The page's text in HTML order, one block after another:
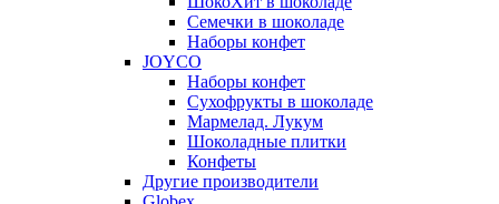
Семечки в шоколаде
Наборы конфет
JOYCO
Наборы конфет
Сухофрукты в шоколаде
Мармелад. Лукум
Шоколадные плитки
Конфеты
Другие производители